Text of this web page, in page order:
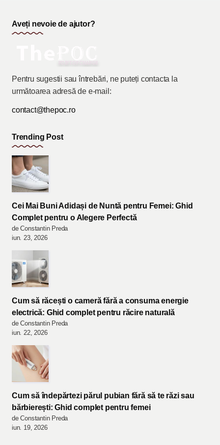
Aveți nevoie de ajutor?
Pentru sugestii sau întrebări, ne puteți contacta la
următoarea adresă de e-mail:
contact@thepoc.ro
Trending Post
Cei Mai Buni Adidași de Nuntă pentru Femei: Ghid
Complet pentru o Alegere Perfectă
de Constantin Preda
iun. 23, 2026
Cum să răcești o cameră fără a consuma energie
electrică: Ghid complet pentru răcire naturală
de Constantin Preda
iun. 22, 2026
Cum să îndepărtezi părul pubian fără să te răzi sau
bărbierești: Ghid complet pentru femei
de Constantin Preda
iun. 19, 2026